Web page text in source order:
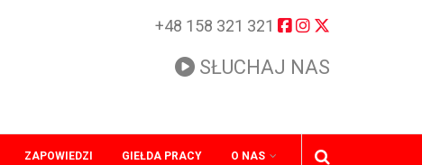
+48 158 321 321
SŁUCHAJ NAS
ZAPOWIEDZI GIEŁDA PRACY O NAS